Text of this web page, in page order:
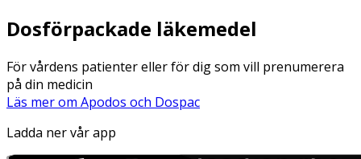
Dosförpackade läkemedel
För vårdens patienter eller för dig som vill prenumerera
på din medicin
Läs mer om Apodos och Dospac
Ladda ner vår app